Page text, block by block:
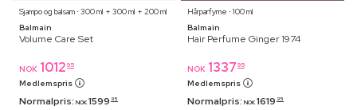
Sjampo og balsam ⋅ 300 ml + 300 ml + 200 ml
Balmain
Volume Care Set
NOK 1012 95
Medlemspris
Normalpris: NOK 1599 95
Hårparfyme ⋅ 100 ml
Balmain
Hair Perfume Ginger 1974
NOK 1337 95
Medlemspris
Normalpris: NOK 1619 95